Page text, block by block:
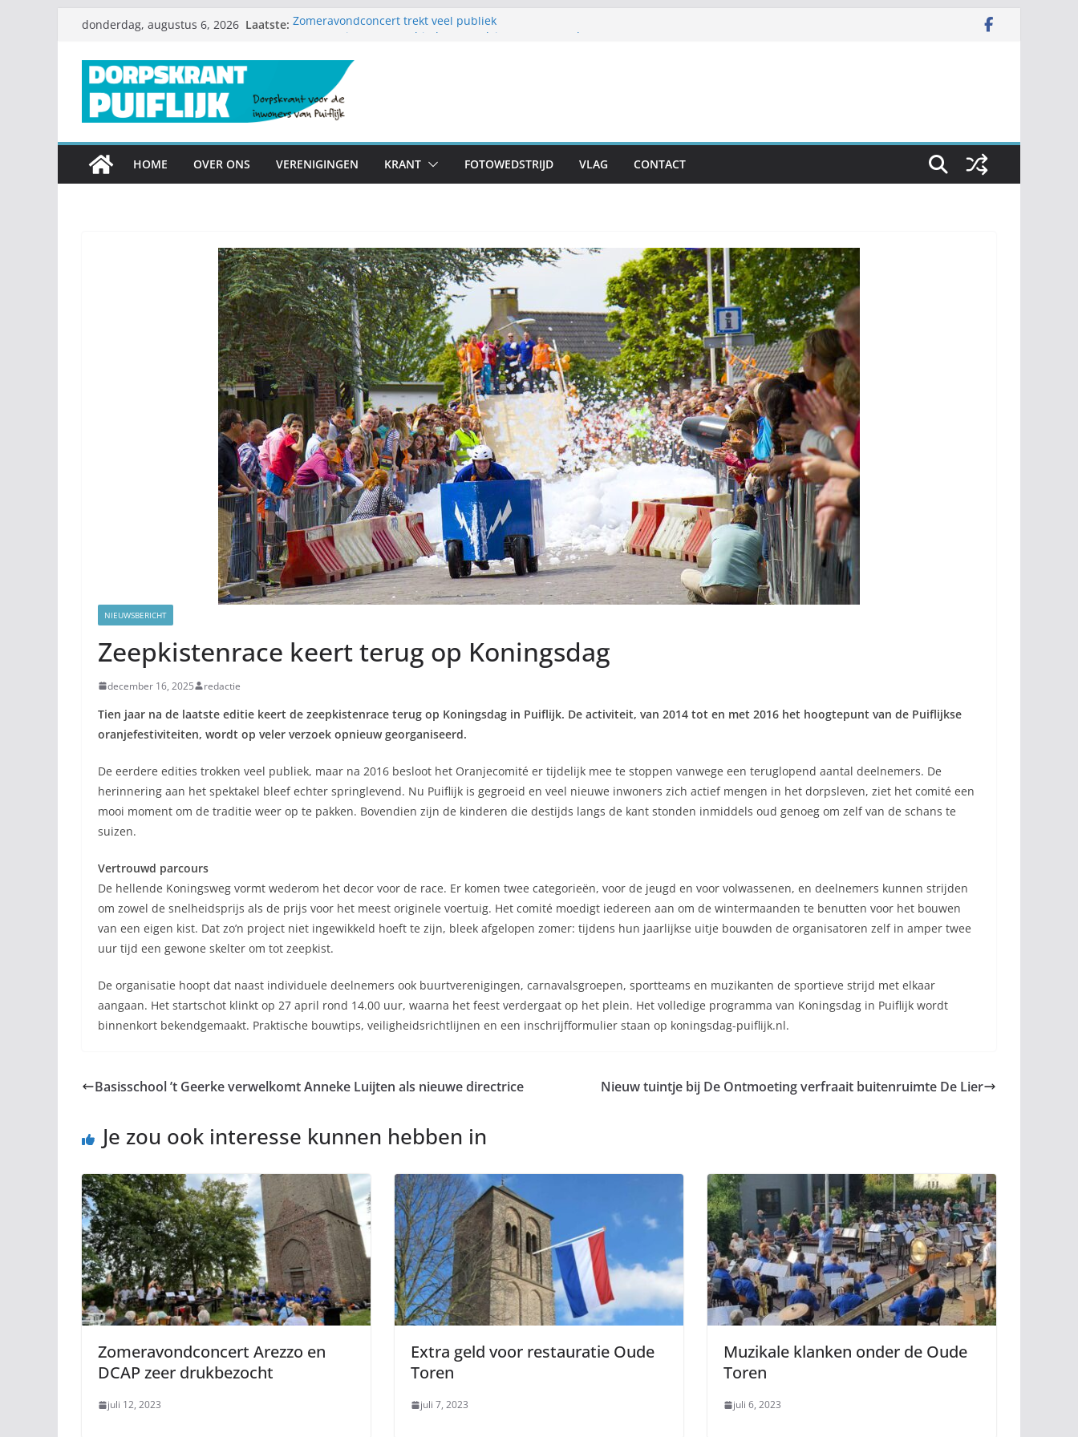
inhoud
donderdag, augustus 6, 2026 Laatste: Zomeravondconcert trekt veel publiek
Nieuwe speeltoestellen op schoolplein ’t Geerke
Garagesale klaar voor zondag: meer dan 80 adressen doen
mee
HOME OVER ONS VERENIGINGEN KRANT FOTOWEDSTRIJD VLAG CONTACT
NIEUWSBERICHT
Zeepkistenrace keert terug op Koningsdag
december 16, 2025 redactie
Tien jaar na de laatste editie keert de zeepkistenrace terug op Koningsdag in Puiflijk. De activiteit, van 2014 tot en met 2016 het hoogtepunt van de Puiflijkse
oranjefestiviteiten, wordt op veler verzoek opnieuw georganiseerd.
De eerdere edities trokken veel publiek, maar na 2016 besloot het Oranjecomité er tijdelijk mee te stoppen vanwege een teruglopend aantal deelnemers. De
herinnering aan het spektakel bleef echter springlevend. Nu Puiflijk is gegroeid en veel nieuwe inwoners zich actief mengen in het dorpsleven, ziet het comité een
mooi moment om de traditie weer op te pakken. Bovendien zijn de kinderen die destijds langs de kant stonden inmiddels oud genoeg om zelf van de schans te
suizen.
Vertrouwd parcours
De hellende Koningsweg vormt wederom het decor voor de race. Er komen twee categorieën, voor de jeugd en voor volwassenen, en deelnemers kunnen strijden
om zowel de snelheidsprijs als de prijs voor het meest originele voertuig. Het comité moedigt iedereen aan om de wintermaanden te benutten voor het bouwen
van een eigen kist. Dat zo’n project niet ingewikkeld hoeft te zijn, bleek afgelopen zomer: tijdens hun jaarlijkse uitje bouwden de organisatoren zelf in amper twee
uur tijd een gewone skelter om tot zeepkist.
De organisatie hoopt dat naast individuele deelnemers ook buurtverenigingen, carnavalsgroepen, sportteams en muzikanten de sportieve strijd met elkaar
aangaan. Het startschot klinkt op 27 april rond 14.00 uur, waarna het feest verdergaat op het plein. Het volledige programma van Koningsdag in Puiflijk wordt
binnenkort bekendgemaakt. Praktische bouwtips, veiligheidsrichtlijnen en een inschrijfformulier staan op koningsdag-puiflijk.nl.
Basisschool ’t Geerke verwelkomt Anneke Luijten als nieuwe directrice Nieuw tuintje bij De Ontmoeting verfraait buitenruimte De Lier
Je zou ook interesse kunnen hebben in
Zomeravondconcert Arezzo en
DCAP zeer drukbezocht
juli 12, 2023
Extra geld voor restauratie Oude
Toren
juli 7, 2023
Muzikale klanken onder de Oude
Toren
juli 6, 2023